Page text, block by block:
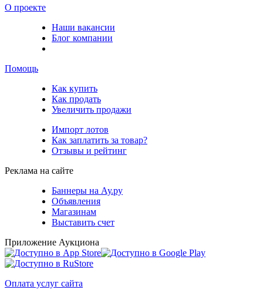
О проекте
Наши вакансии
Блог компании
Помощь
Как купить
Как продать
Увеличить продажи
Импорт лотов
Как заплатить за товар?
Отзывы и рейтинг
Реклама на сайте
Баннеры на Ау.ру
Объявления
Магазинам
Выставить счет
Приложение Аукциона
Оплата услуг сайта